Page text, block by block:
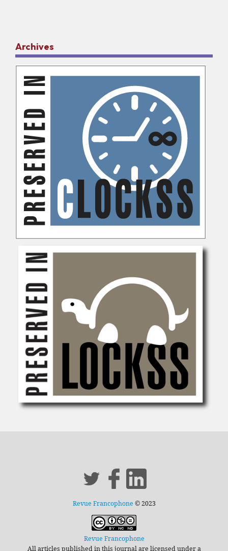
Archives
Revue Francophone © 2023
Revue Francophone
All articles published in this journal are licensed under a